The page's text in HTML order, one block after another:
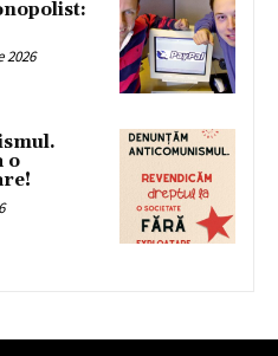
2026
o